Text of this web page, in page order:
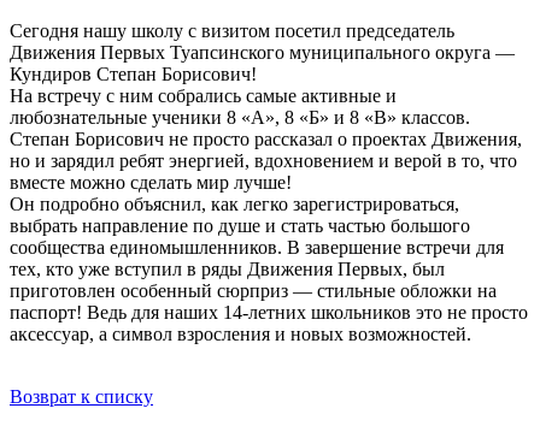
Сегодня нашу школу с визитом посетил председатель
Движения Первых Туапсинского муниципального округа —
Кундиров Степан Борисович!
На встречу с ним собрались самые активные и
любознательные ученики 8 «А», 8 «Б» и 8 «В» классов.
Степан Борисович не просто рассказал о проектах Движения,
но и зарядил ребят энергией, вдохновением и верой в то, что
вместе можно сделать мир лучше!
Он подробно объяснил, как легко зарегистрироваться,
выбрать направление по душе и стать частью большого
сообщества единомышленников. В завершение встречи для
тех, кто уже вступил в ряды Движения Первых, был
приготовлен особенный сюрприз — стильные обложки на
паспорт! Ведь для наших 14-летних школьников это не просто
аксессуар, а символ взросления и новых возможностей.
Возврат к списку